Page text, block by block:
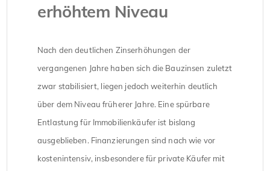
erhöhtem Niveau
Nach den deutlichen Zinserhöhungen der
vergangenen Jahre haben sich die Bauzinsen zuletzt
zwar stabilisiert, liegen jedoch weiterhin deutlich
über dem Niveau früherer Jahre. Eine spürbare
Entlastung für Immobilienkäufer ist bislang
ausgeblieben. Finanzierungen sind nach wie vor
kostenintensiv, insbesondere für private Käufer mit